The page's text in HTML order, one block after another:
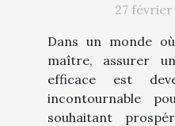
27 février
Dans un monde
maître, assurer
efficace est
incontournable
souhaitant